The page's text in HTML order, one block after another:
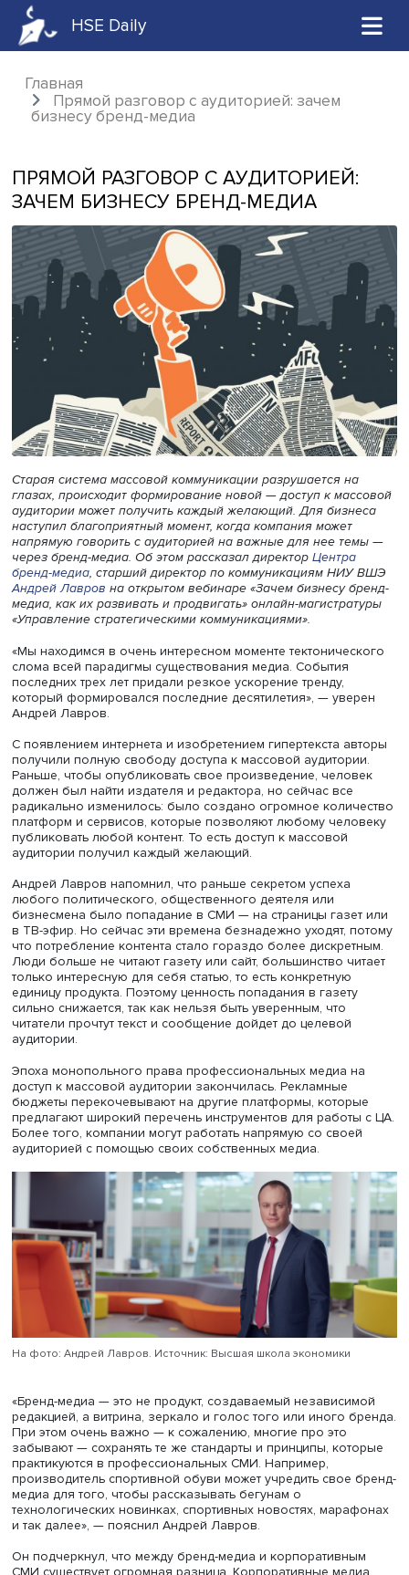
HSE Daily
Главная
Прямой разговор с аудиторией: зачем
ПРЯМОЙ РАЗГОВОР С
ЗАЧЕМ БИЗНЕСУ БРЕНД-МЕДИА
Старая система массовой коммуникации разрушается
глазах, происходит формирование новой — доступ к
аудитории может получить каждый желающий. Для
наступил благоприятный момент, когда компания может
напрямую говорить с аудиторией на важные для нее
бренд-медиа, старший директор по коммуникациям
Андрей Лавровна открытом вебинаре «Зачем бизнесу
медиа, как их развивать и продвигать» онлайн-
«Управление стратегическими коммуникациями».
«Мы находимся в очень интересном моменте
слома всей парадигмы существования медиа. События
последних трех лет придали резкое ускорение тренду,
который формировался последние десятилетия», —
Андрей Лавров.
С появлением интернета и изобретением гипертекста
Раньше, чтобы опубликовать свое произведение,
должен был найти издателя и редактора, но сейчас все
радикально изменилось: было создано огромное
платформ и сервисов, которые позволяют любому
публиковать любой контент. То есть доступ к массовой
аудитории получил каждый желающий.
Андрей Лавров напомнил, что раньше секретом успеха
любого политического, общественного деятеля или
бизнесмена было попадание в СМИ — на страницы
в ТВ-эфир. Но сейчас эти времена безнадежно уходят,
что потребление контента стало гораздо более
Люди больше не читают газету или сайт, большинство
только интересную для себя статью, то есть конкретную
единицу продукта. Поэтому ценность попадания в
сильно снижается, так как нельзя быть уверенным, что
читатели прочтут текст и сообщение дойдет до целевой
Эпоха монопольного права профессиональных медиа
доступ к массовой аудитории закончилась. Рекламные
бюджеты перекочевывают на другие платформы,
предлагают широкий перечень инструментов для
Более того, компании могут работать напрямую со
аудиторией с помощью своих собственных медиа.
На фото: Андрей Лавров. Источник: Высшая школа экономики